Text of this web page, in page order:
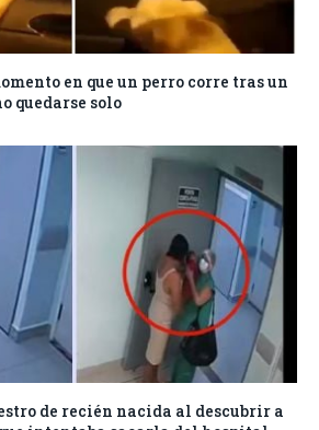
en que un perro corre tras un
quedarse solo
de recién nacida al descubrir a